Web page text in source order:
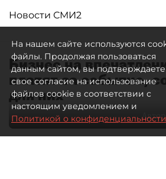
Новости СМИ2
Бизнес на
платят за событие,
для них
Автор
На нашем сайте используются
файлы. Продолжая пользоваться
данным сайтом, вы подтверждаете
свое согласие на использование
файлов cookie в соответствии с
настоящим уведомлением и
Политикой о